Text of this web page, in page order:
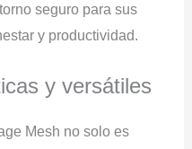
seguro para sus
y productividad.
y versátiles
Mesh no solo es